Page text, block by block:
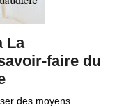
La
faire du
des moyens